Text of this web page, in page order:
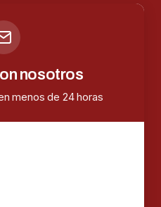
nosotros
menos de 24 horas